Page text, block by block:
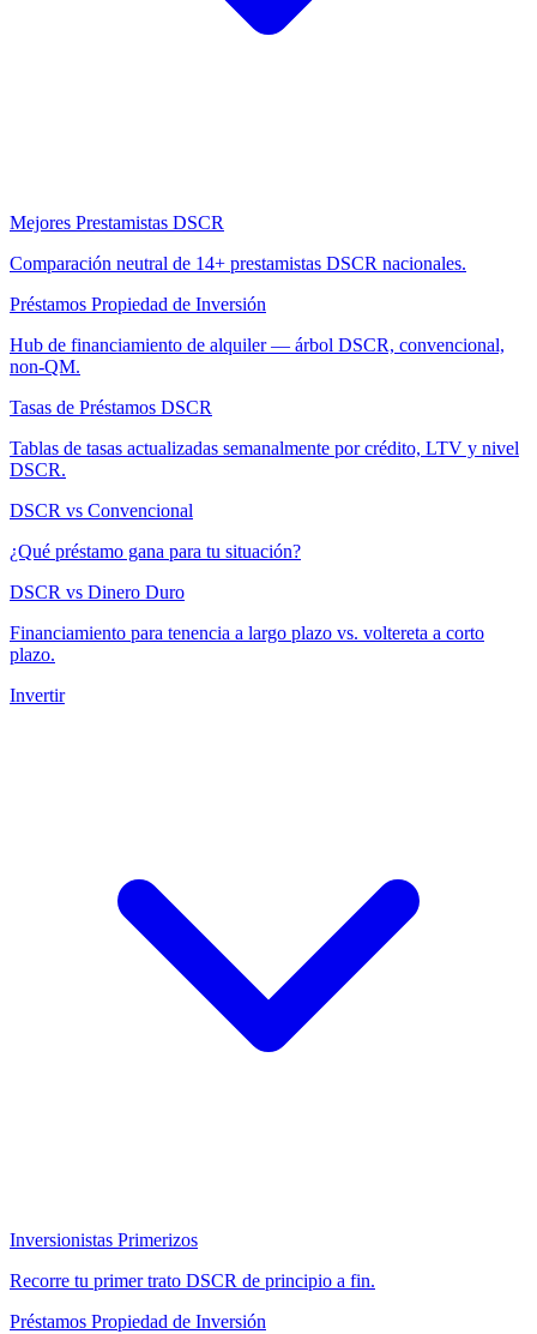
Mejores Prestamistas DSCR
Comparación neutral de 14+ prestamistas DSCR nacionales.
Préstamos Propiedad de Inversión
Hub de financiamiento de alquiler — árbol DSCR, convencional,
non-QM.
Tasas de Préstamos DSCR
Tablas de tasas actualizadas semanalmente por crédito, LTV y nivel
DSCR.
DSCR vs Convencional
¿Qué préstamo gana para tu situación?
DSCR vs Dinero Duro
Financiamiento para tenencia a largo plazo vs. voltereta a corto
plazo.
Invertir
Inversionistas Primerizos
Recorre tu primer trato DSCR de principio a fin.
Préstamos Propiedad de Inversión